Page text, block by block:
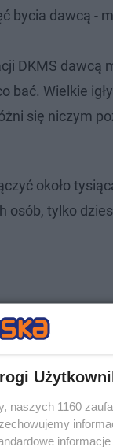
bycia dawcą -
DKMS
bać. Wielkie
się niczym
około
tylko
naszych 1160